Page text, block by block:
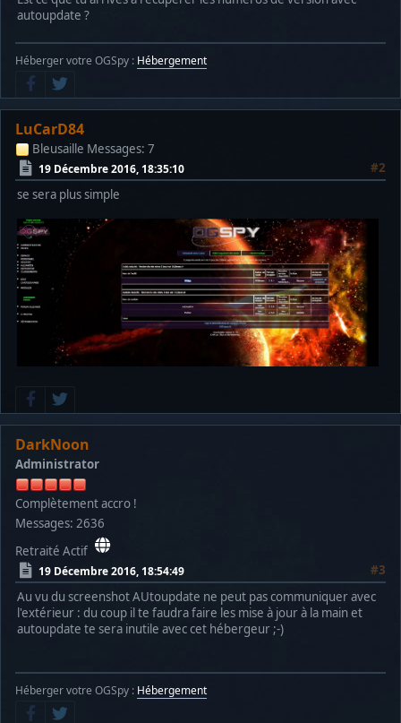
autoupdate ?
Héberger votre OGSpy : Hébergement
LuCarD84
Bleusaille Messages: 7
19 Décembre 2016, 18:35:10
#2
se sera plus simple
DarkNoon
Administrator
Complètement accro !
Messages: 2636
Retraité Actif
19 Décembre 2016, 18:54:49
#3
Au vu du screenshot AUtoupdate ne peut pas communiquer avec
l'extérieur : du coup il te faudra faire les mise à jour à la main et
autoupdate te sera inutile avec cet hébergeur ;-)
Héberger votre OGSpy : Hébergement